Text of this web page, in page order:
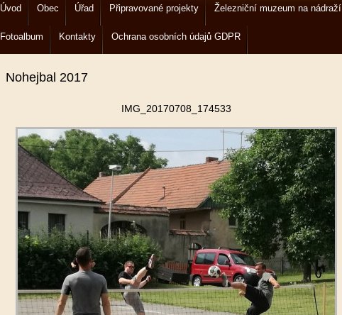
Úvod Obec Úřad Připravované projekty Železniční muzeum na nádraží
Fotoalbum Kontakty Ochrana osobních údajů GDPR
Nohejbal 2017
IMG_20170708_174533